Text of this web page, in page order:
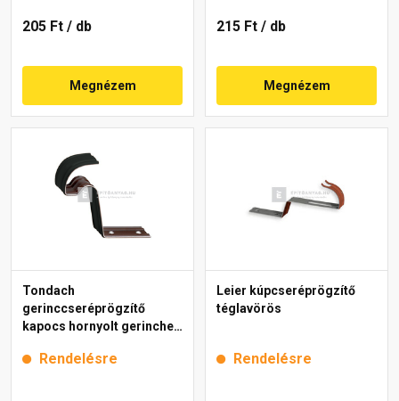
205 Ft / db
Megnézem
215 Ft / db
Megnézem
Tondach
gerinccseréprögzítő
kapocs hornyolt gerinchez
Rendelésre
Leier kúpcseréprögzítő
téglavörös
Rendelésre